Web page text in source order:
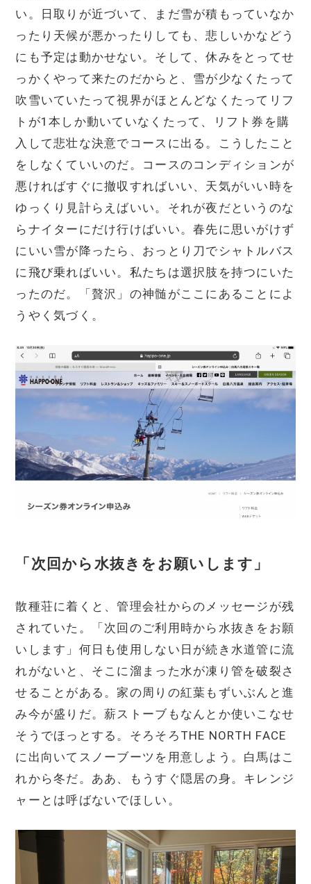
い。日取りが近づいて、まだ雪が積もっていなか
ったり天候が悪かったりしても、悲しいかなどう
にも予定は動かせない。そして、休みをとってせ
っかくやって来たのだからと、雪が少なくたって
吹雪いていたって視界がほとんどなくたってリフ
トが1本しか動いていなくたって、リフト券を購
入して悲壮な決意でコースに出る。こうしたこと
をしなくていいのだ。コースのコンディションが
悪ければすぐに撤収すればいい、天気がいい時を
ゆっくり見計らえばいい。それが夜だというのな
らナイターにだけ行けばいい。春先に思いがけず
にいい雪が降ったら、おっとり刀でシャトルバス
に飛び乗ればいい。私たちは選択肢を持つにいた
ったのだ。「贅沢」の神髄がここにあることによ
うやく気づく。
「次回から水抜きをお願いします」
散種荘に着くと、管理会社からのメッセージが残
されていた。「次回のご利用時から水抜きをお願
いします」何日も使用しない日が続き水道管に流
れがないと、そこに溜まった水が凍り管を破裂さ
せることがある。家の周りの紅葉もずいぶんと進
み今が盛りだ。薪ストーブもなんとか使いこなせ
そうでほっとする。そろそろTHE NORTH FACE
に出向いてスノーブーツを用意しよう。白馬はこ
れから冬だ。ああ、もうすぐ隠居の身。キレンジ
ャーとは呼ばないでほしい。